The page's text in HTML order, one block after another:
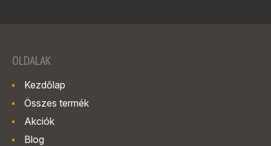
OLDALAK
Kezdőlap
Összes termék
Akciók
Blog